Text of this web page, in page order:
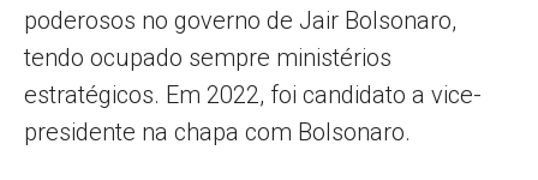
poderosos no governo de Jair Bolsonaro,
tendo ocupado sempre ministérios
estratégicos. Em 2022, foi candidato a vice-
presidente na chapa com Bolsonaro.